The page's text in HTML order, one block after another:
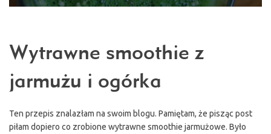
Wytrawne smoothie z
jarmużu i ogórka
Ten przepis znalazłam na swoim blogu. Pamiętam, że pisząc post
piłam dopiero co zrobione wytrawne smoothie jarmużowe. Było